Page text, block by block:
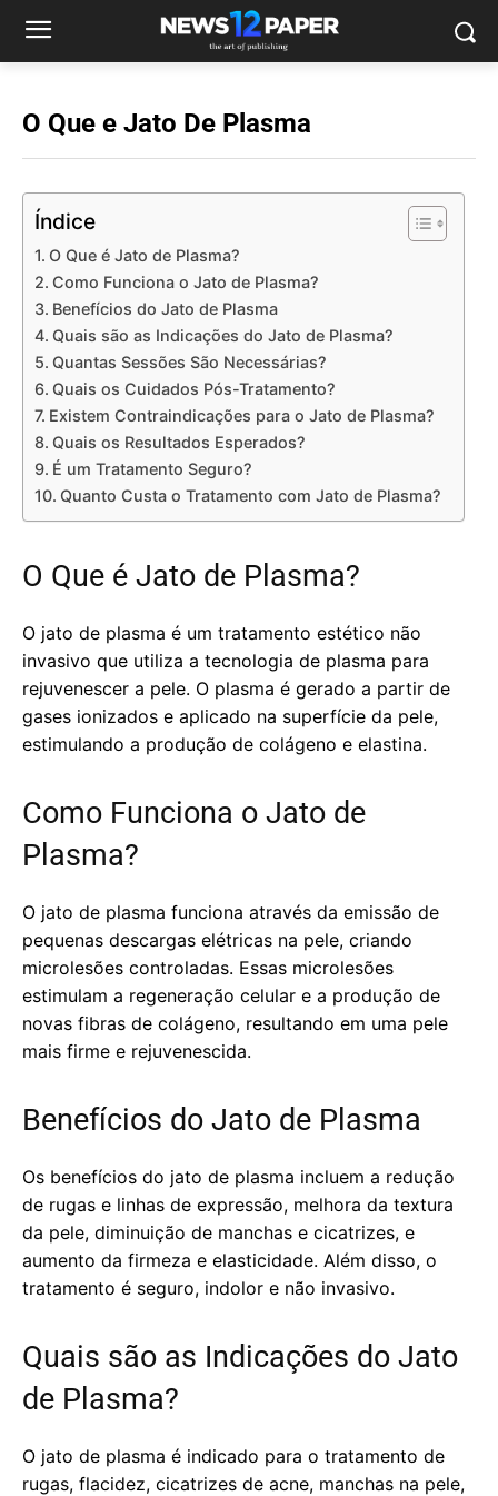
O Que e Jato De Plasma
Índice
O Que é Jato de Plasma?
Como Funciona o Jato de Plasma?
Benefícios do Jato de Plasma
Quais são as Indicações do Jato de Plasma?
Quantas Sessões São Necessárias?
Quais os Cuidados Pós-Tratamento?
Existem Contraindicações para o Jato de Plasma?
Quais os Resultados Esperados?
É um Tratamento Seguro?
Quanto Custa o Tratamento com Jato de Plasma?
O Que é Jato de Plasma?
O jato de plasma é um tratamento estético não
invasivo que utiliza a tecnologia de plasma para
rejuvenescer a pele. O plasma é gerado a partir de
gases ionizados e aplicado na superfície da pele,
estimulando a produção de colágeno e elastina.
Como Funciona o Jato de
Plasma?
O jato de plasma funciona através da emissão de
pequenas descargas elétricas na pele, criando
microlesões controladas. Essas microlesões
estimulam a regeneração celular e a produção de
novas fibras de colágeno, resultando em uma pele
mais firme e rejuvenescida.
Benefícios do Jato de Plasma
Os benefícios do jato de plasma incluem a redução
de rugas e linhas de expressão, melhora da textura
da pele, diminuição de manchas e cicatrizes, e
aumento da firmeza e elasticidade. Além disso, o
tratamento é seguro, indolor e não invasivo.
Quais são as Indicações do Jato
de Plasma?
O jato de plasma é indicado para o tratamento de
rugas, flacidez, cicatrizes de acne, manchas na pele,